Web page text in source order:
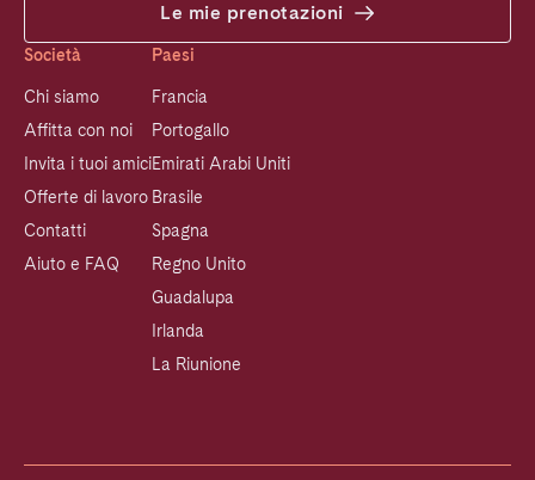
Le mie prenotazioni
Società
Chi siamo
Affitta con noi
Invita i tuoi amici
Offerte di lavoro
Contatti
Aiuto e FAQ
Paesi
Francia
Portogallo
Emirati Arabi Uniti
Brasile
Spagna
Regno Unito
Guadalupa
Irlanda
La Riunione